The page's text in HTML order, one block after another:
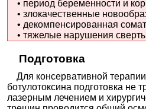
Медикал Он Групп на
Санкт-Петербург; наб. реки
+7(499..показать
22363₽
НПЦ кардиоангиологии в
Москва; Сверчков пер., д. 5
+7(495..показать
23000₽
• период беременности и
• злокачественные
• декомпенсированная
• тяжелые нарушения
Подготовка
Для консервативной
ботулотоксина подготовка не
лазерным лечением и